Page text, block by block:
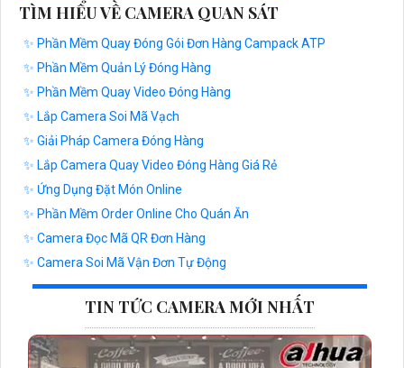
TÌM HIỂU VỀ CAMERA QUAN SÁT
✨ Phần Mềm Quay Đóng Gói Đơn Hàng Campack ATP
✨ Phần Mềm Quản Lý Đóng Hàng
✨ Phần Mềm Quay Video Đóng Hàng
✨ Lắp Camera Soi Mã Vạch
✨ Giải Pháp Camera Đóng Hàng
✨ Lắp Camera Quay Video Đóng Hàng Giá Rẻ
✨ Ứng Dụng Đặt Món Online
✨ Phần Mềm Order Online Cho Quán Ăn
✨ Camera Đọc Mã QR Đơn Hàng
✨ Camera Soi Mã Vận Đơn Tự Động
TIN TỨC CAMERA MỚI NHẤT